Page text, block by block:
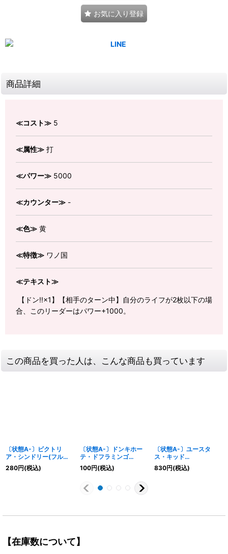
お気に入り登録
商品詳細
≪コスト≫ 5
≪属性≫ 打
≪パワー≫ 5000
≪カウンター≫ -
≪色≫ 黄
≪特徴≫ ワノ国
≪テキスト≫
【ドン!!×1】【相手のターン中】自分のライフが2枚以下の場
合、このリーダーはパワー+1000。
この商品を買った人は、こんな商品も買っています
〔状態A-〕ビクトリ
ア・シンドリー(フルア
ート/foil)【UC】
{OP06-091}
280円(税込)
〔状態A-〕ドンキホー
テ・ドフラミンゴ
【SR】{ST03-009}
100円(税込)
〔状態A-〕ユースタ
ス・キッド
(CS/illust:Nijihayashi)
【P】{P-003}
830円(税込)
【在庫数について】